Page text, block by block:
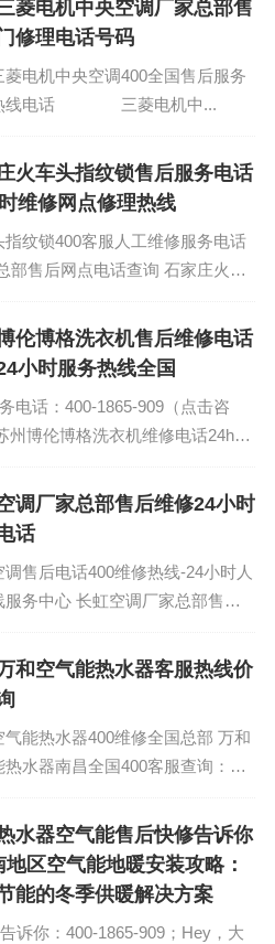
菱电机中央空调厂家总部售
修理电话号码
菱电机中央空调400全国售后服务
线电话 三菱电机中...
火车头指纹锁售后服务电话
维修网点修理热线
指纹锁400客服人工维修服务电话
部售后网点电话查询 石家庄火车
(温馨提示：即可拨打...
伦博格洗衣机售后维修电话
小时服务热线全国
电话：400-1865-909（点击咨
州博伦博格洗衣机维修电话24h在
线咨询...
调厂家总部售后维修24小时
话
调售后电话400维修热线-24小时人
服务中心 长虹空调厂家总部售后
和空气能热水器客服热线价
气能热水器400维修全国总部 万和
热水器南昌全国400客服查询：
水器空气能售后快修告诉你
地区空气能地暖安装攻略：
能的冬季供暖解决方案
诉你：400-1865-909；Hey，大